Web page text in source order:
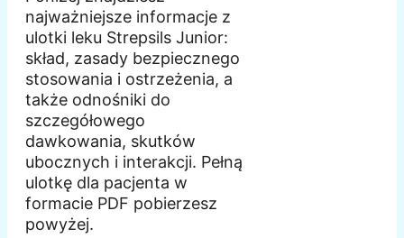
najważniejsze informacje z
ulotki leku Strepsils Junior:
skład, zasady bezpiecznego
stosowania i ostrzeżenia, a
także odnośniki do
szczegółowego
dawkowania, skutków
ubocznych i interakcji. Pełną
ulotkę dla pacjenta w
formacie PDF pobierzesz
powyżej.